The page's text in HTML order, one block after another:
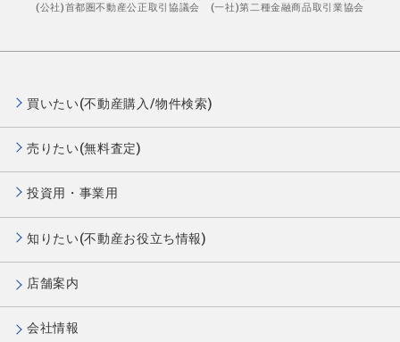
(公社)首都圏不動産公正取引協議会 (一社)第二種金融商品取引業協会
買いたい(不動産購入/物件検索)
売りたい(無料査定)
投資用・事業用
知りたい(不動産お役立ち情報)
店舗案内
会社情報